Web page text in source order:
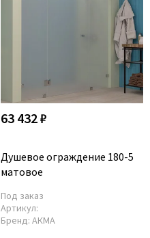
63 432 ₽
Душевое ограждение 180-5
матовое
Под заказ
Артикул:
Бренд: АКМА